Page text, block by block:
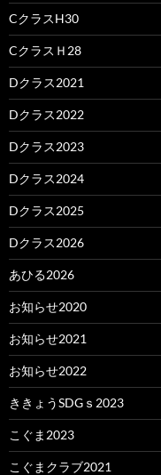
CクラスH30
CクラスＨ28
Dクラス2021
Dクラス2022
Dクラス2023
Dクラス2024
Dクラス2025
Dクラス2026
あひる2026
お知らせ2020
お知らせ2021
お知らせ2022
ききょうSDGｓ2023
こぐま2023
こぐまクラブ2021